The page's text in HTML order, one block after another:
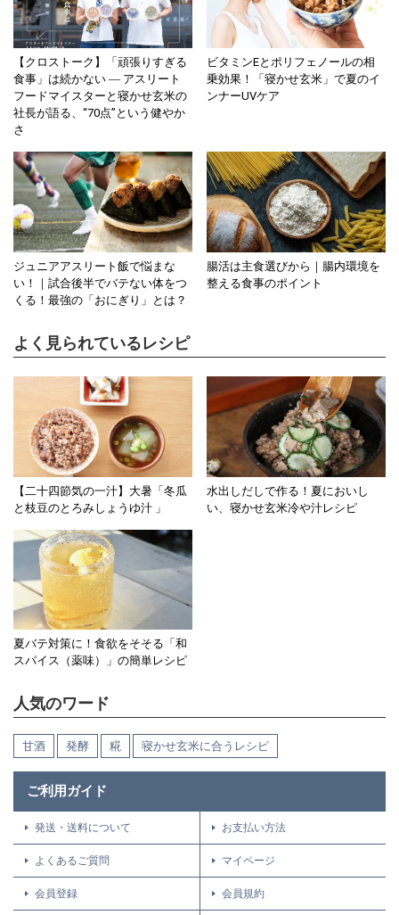
【クロストーク】「頑張りすぎる
食事」は続かない ― アスリート
フードマイスターと寝かせ玄米の
社長が語る、“70点”という健やか
さ
ビタミンEとポリフェノールの相
乗効果！「寝かせ玄米」で夏のイ
ンナーUVケア
ジュニアアスリート飯で悩まな
い！｜試合後半でバテない体をつ
くる！最強の「おにぎり」とは？
腸活は主食選びから｜腸内環境を
整える食事のポイント
よく見られているレシピ
【二十四節気の一汁】大暑「冬瓜
と枝豆のとろみしょうゆ汁 」
水出しだしで作る！夏においし
い、寝かせ玄米冷や汁レシピ
夏バテ対策に！食欲をそそる「和
スパイス（薬味）」の簡単レシピ
人気のワード
甘酒 発酵 糀 寝かせ玄米に合うレシピ
ご利用ガイド
発送・送料について お支払い方法
よくあるご質問 マイページ
会員登録 会員規約